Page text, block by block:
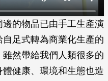
的物品已由手工生產演
足式轉為商業化生產的
然帶給我們人類很多的
健康、環境和生態也造